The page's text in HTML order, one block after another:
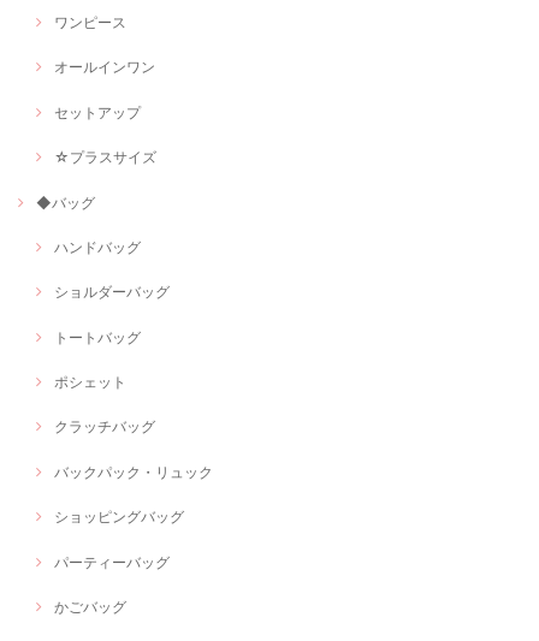
ワンピース
オールインワン
セットアップ
☆プラスサイズ
◆バッグ
ハンドバッグ
ショルダーバッグ
トートバッグ
ポシェット
クラッチバッグ
バックパック・リュック
ショッピングバッグ
パーティーバッグ
かごバッグ